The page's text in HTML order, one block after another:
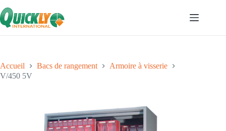
Accueil Bacs de rangement
Armoire à visserie
V/450 5V